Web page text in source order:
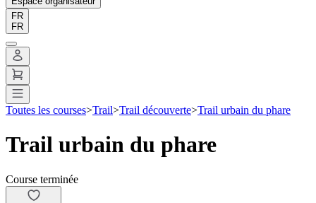
FR
FR
Toutes les courses>Trail>Trail découverte>Trail urbain du phare
Trail urbain du phare
Course terminée